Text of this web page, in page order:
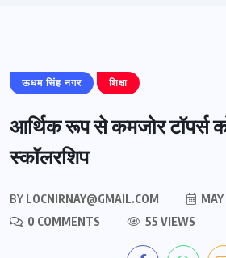
ऊधम सिंह नगर शिक्षा
आर्थिक रूप से कमजोर टॉपर्स
स्कॉलरशिप
BY LOCNIRNAY@GMAIL.COM
0 COMMENTS
55 VIEWS